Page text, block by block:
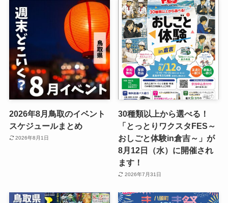
2026年8月鳥取のイベント
スケジュールまとめ
2026年8月1日
30種類以上から選べる！
「とっとりワクスタFES～
おしごと体験in倉吉～」が
8月12日（水）に開催され
ます！
2026年7月31日